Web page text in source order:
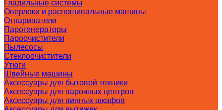
Гладильные системы
Оверлоки и распошивальные машины
Отпариватели
Парогенераторы
Пароочистители
Пылесосы
Стеклоочистители
Утюги
Швейные машины
Аксессуары для бытовой техники
Аксессуары для варочных центров
Аксессуары для винных шкафов